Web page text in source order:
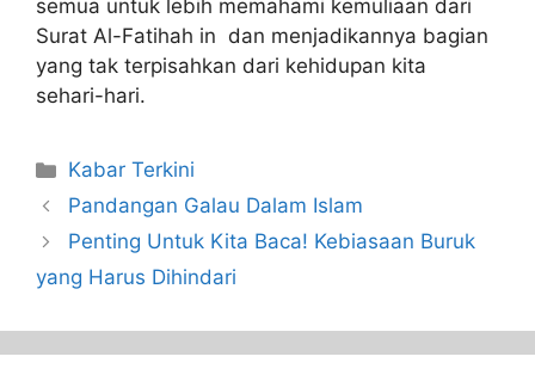
semua untuk lebih memahami kemuliaan dari
Surat Al-Fatihah in dan menjadikannya bagian
yang tak terpisahkan dari kehidupan kita
sehari-hari.
Kabar Terkini
Pandangan Galau Dalam Islam
Penting Untuk Kita Baca! Kebiasaan Buruk
yang Harus Dihindari